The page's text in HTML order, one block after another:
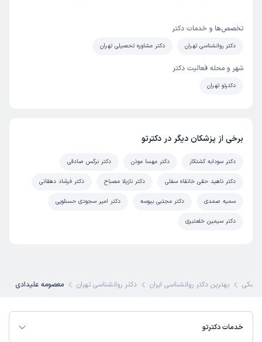
تخصص‌ها و خدمات دکتر
دکتر روانشناسی تهران دکتر مشاوره تحصیلی تهران
شهر و محله فعالیت دکتر
دکترتو تهران
برخی از پزشکان دیگر در دکترتو
دکتر سودابه کشتکار دکتر مهسا موذن دکتر نرگس صادقی
دکتر ناهید حقی خانقاه سفلی دکتر نازیلا مصباح دکتر فرشاد دهقانی
سمیه صمدی دکتر مجتبی بیوسه دکتر امیر سجودی حسنلویی
دکتر سیمین خلعتبری
بهترین دکتر روانشناسی ایران دکتر روانشناسی تهران معصومه علیدادی
خدمات دکترتو